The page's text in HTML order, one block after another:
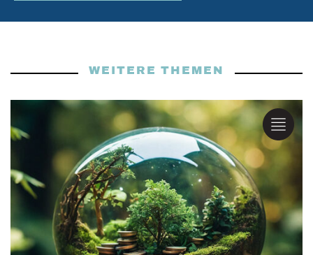
WEITERE THEMEN